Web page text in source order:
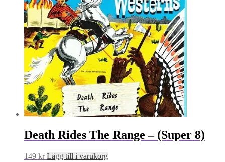
Death Rides The Range – (Super 8)
149 kr Lägg till i varukorg